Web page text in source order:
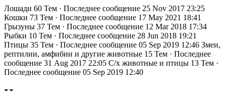
Лошади 60 Тем · Последнее сообщение 25 Nov 2017 23:25
Кошки 73 Тем · Последнее сообщение 17 May 2021 18:41
Грызуны 37 Тем · Последнее сообщение 12 Mar 2018 17:34
Рыбки 10 Тем · Последнее сообщение 28 Jun 2018 19:21
Птицы 35 Тем · Последнее сообщение 05 Sep 2019 12:46 Змеи,
рептилии, амфибии и другие животные 15 Тем · Последнее
сообщение 31 Aug 2017 22:05 С/х животные и птицы 13 Тем ·
Последнее сообщение 05 Sep 2019 12:40